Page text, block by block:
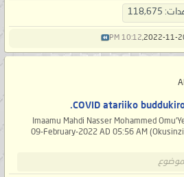
118,675
10:12 PM
COVID atariiko
-33- Imaamu Mahdi Nasser Mohammed
09-February-2022 AD 05:56 AM